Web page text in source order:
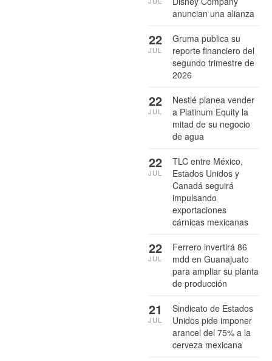
anuncian una alianza
Gruma publica su
reporte financiero del
segundo trimestre de
2026
22
JUL
Nestlé planea vender
a Platinum Equity la
mitad de su negocio
de agua
22
JUL
TLC entre México,
Estados Unidos y
Canadá seguirá
impulsando
exportaciones
cárnicas mexicanas
22
JUL
Ferrero invertirá 86
mdd en Guanajuato
para ampliar su planta
de producción
22
JUL
Sindicato de Estados
Unidos pide imponer
arancel del 75% a la
cerveza mexicana
21
JUL